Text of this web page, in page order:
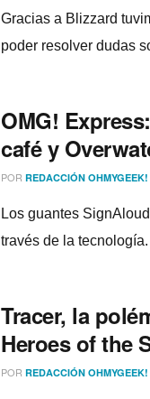
Gracias a Blizzard
poder resolver dudas
OMG!
café y
POR REDACCIÓN OHMYGEEK!
Los guantes
través de la
Tracer, la
Heroes of the
POR REDACCIÓN OHMYGEEK!